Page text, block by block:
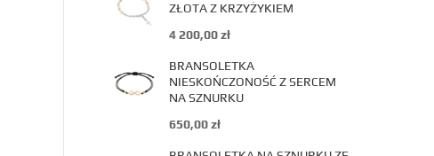
ZŁOTA Z KRZYŻYKIEM
4 200,00zł
BRANSOLETKA
NIESKOŃCZONOŚĆ Z SERCEM
NA SZNURKU
650,00zł